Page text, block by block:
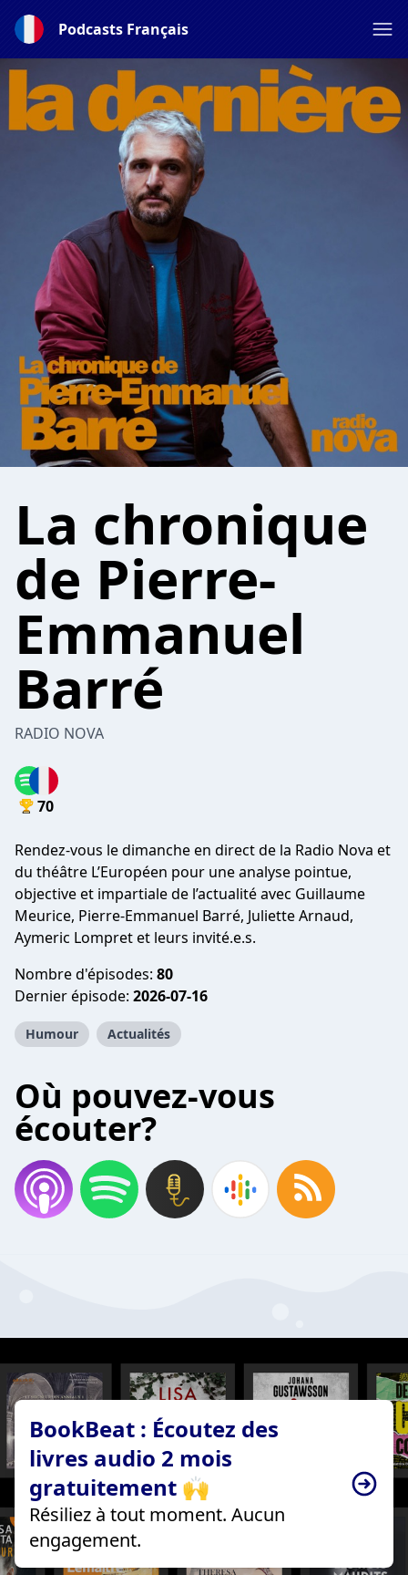
Podcasts Français
La chronique
de Pierre-
Emmanuel
Barré
RADIO NOVA
70
Rendez-vous le dimanche en direct de la Radio Nova et
du théâtre L’Européen pour une analyse pointue,
objective et impartiale de l’actualité avec Guillaume
Meurice, Pierre-Emmanuel Barré, Juliette Arnaud,
Aymeric Lompret et leurs invité.e.s.
Nombre d'épisodes: 80
Dernier épisode: 2026-07-16
Humour Actualités
Où pouvez-vous
écouter?
BookBeat : Écoutez des
livres audio 2 mois
gratuitement 🙌
Résiliez à tout moment. Aucun
engagement.